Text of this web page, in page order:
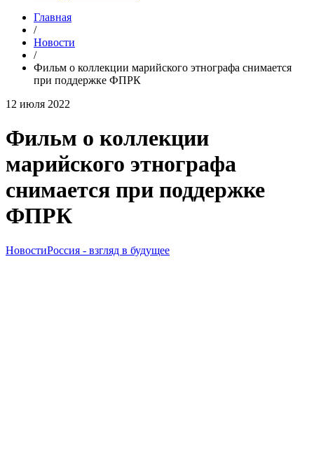
Главная
/
Новости
/
Фильм о коллекции марийского этнографа снимается
при поддержке ФПРК
12 июля 2022
Фильм о коллекции
марийского этнографа
снимается при поддержке
ФПРК
НовостиРоссия - взгляд в будущее